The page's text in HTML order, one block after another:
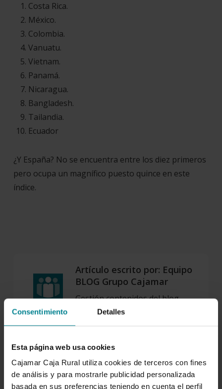
Consentimiento Detalles
Esta página web usa cookies
Cajamar Caja Rural utiliza cookies de terceros con fines
de análisis y para mostrarle publicidad personalizada
basada en sus preferencias teniendo en cuenta el perfil
Costa Rica.
México.
Colombia.
Vanuatu.
Vietnam.
Panamá.
Nicaragua.
Bangladesh.
Tailandia.
Ecuador
¿Y España? No se encuentra entre los diez primeros
pero ocupa un magnífico puesto quince en este
índice.
Artículo escrito por: Equipo
BLOG Grupo Cajamar
Gestión contenidos del blog.